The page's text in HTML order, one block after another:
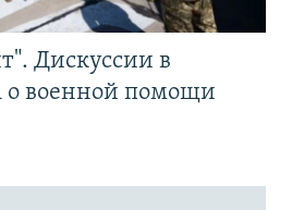
Дискуссии в
о военной помощи